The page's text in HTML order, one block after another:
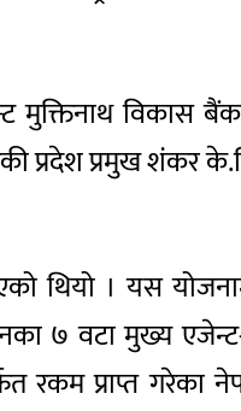
विकास
प्रदेश प्रमुख शंकर
थियो । यस
७ वटा मुख्य एजेन्ट-
प्राप्त गरेका